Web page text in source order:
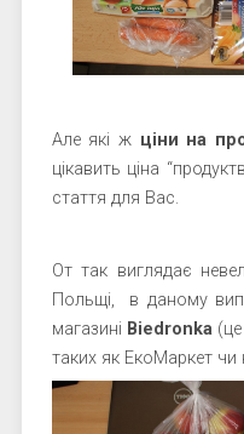
Але які ж ціни на
цікавить ціна
стаття для Вас.
От так виглядає
Польщі, в даному
магазині Biedronka
таких як ЕкоМаркет чи